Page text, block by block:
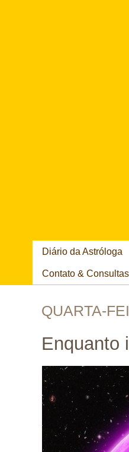
Diário da Astróloga
Contato & Consultas
QUARTA-
Enquanto